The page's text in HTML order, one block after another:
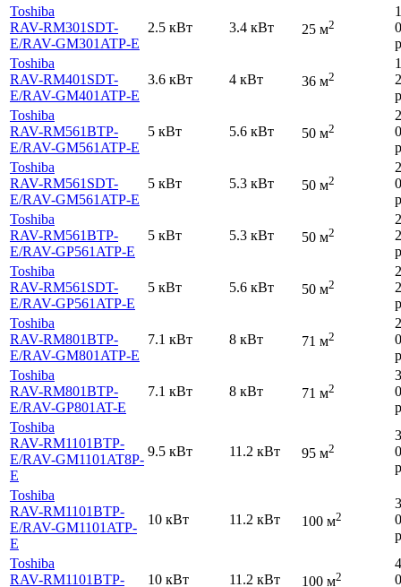
Toshiba
RAV-RM301SDT-
E/RAV-GM301ATP-E
2.5 кВт 3.4 кВт 25 м2
Toshiba
RAV-RM401SDT-
E/RAV-GM401ATP-E
3.6 кВт 4 кВт 36 м2
Toshiba
RAV-RM561BTP-
E/RAV-GM561ATP-E
5 кВт 5.6 кВт 50 м2
Toshiba
RAV-RM561SDT-
E/RAV-GM561ATP-E
5 кВт 5.3 кВт 50 м2
Toshiba
RAV-RM561BTP-
E/RAV-GP561ATP-E
5 кВт 5.3 кВт 50 м2
Toshiba
RAV-RM561SDT-
E/RAV-GP561ATP-E
5 кВт 5.6 кВт 50 м2
Toshiba
RAV-RM801BTP-
E/RAV-GM801ATP-E
7.1 кВт 8 кВт 71 м2
Toshiba
RAV-RM801BTP-
E/RAV-GP801AT-E
7.1 кВт 8 кВт 71 м2
Toshiba
RAV-RM1101BTP-
E/RAV-GM1101AT8P-
E
9.5 кВт 11.2 кВт 95 м2
Toshiba
RAV-RM1101BTP-
E/RAV-GM1101ATP-
E
10 кВт 11.2 кВт 100 м2
Toshiba
RAV-RM1101BTP-
10 кВт 11.2 кВт 100 м2